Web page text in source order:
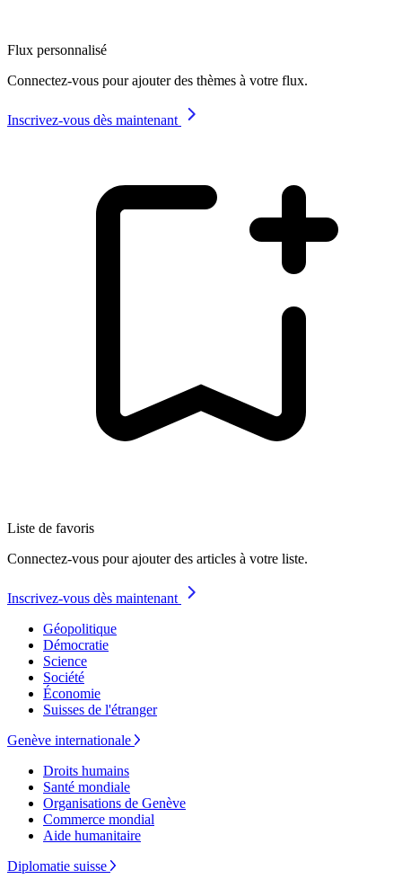
Flux personnalisé
Connectez-vous pour ajouter des thèmes à votre flux.
Inscrivez-vous dès maintenant
Liste de favoris
Connectez-vous pour ajouter des articles à votre liste.
Inscrivez-vous dès maintenant
Géopolitique
Démocratie
Science
Société
Économie
Suisses de l'étranger
Genève internationale
Droits humains
Santé mondiale
Organisations de Genève
Commerce mondial
Aide humanitaire
Diplomatie suisse